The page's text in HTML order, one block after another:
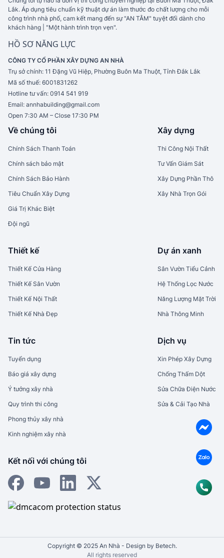
Lắk. Áp dụng tiêu chuẩn kỹ thuật dự án làm thước đo chất lượng cho mỗi
công trình nhà phố, cam kết mang đến sự "AN TÂM" tuyệt đối dành cho
khách hàng | "Một hành trình trọn vẹn".
HỒ SƠ NĂNG LỰC
CÔNG TY CỔ PHẦN XÂY DỰNG AN NHÀ
Trụ sở chính: 11 Đặng Vũ Hiệp, Phường Buôn Ma Thuột, Tỉnh Đắk Lắk
Mã số thuế: 6001831262
Hotline tư vấn: 0914 541 919
Email: annhabuilding@gmail.com
Open 7:30 AM – Close 17:30 PM
Về chúng tôi
Chính Sách Thanh Toán
Chính sách bảo mật
Chính Sách Bảo Hành
Tiêu Chuẩn Xây Dựng
Giá Trị Khác Biệt
Đội ngũ
Xây dựng
Thi Công Nội Thất
Tư Vấn Giám Sát
Xây Dựng Phần Thô
Xây Nhà Trọn Gói
Thiết kế
Thiết Kế Cửa Hàng
Thiết Kế Sân Vườn
Thiết Kế Nội Thất
Thiết Kế Nhà Đẹp
Dự án xanh
Sân Vườn Tiểu Cảnh
Hệ Thống Lọc Nước
Năng Lượng Mặt Trời
Nhà Thông Minh
Tin tức
Tuyển dụng
Báo giá xây dựng
Ý tưởng xây nhà
Quy trình thi công
Phong thủy xây nhà
Kinh nghiệm xây nhà
Dịch vụ
Xin Phép Xây Dựng
Chống Thấm Dột
Sửa Chữa Điện Nước
Sửa & Cải Tạo Nhà
Kết nối với chúng tôi
Copyright © 2025 An Nhà - Design by Betech.
All rights reserved